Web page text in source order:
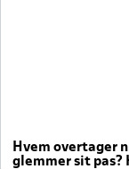
Hvem overtager
glemmer sit pas?